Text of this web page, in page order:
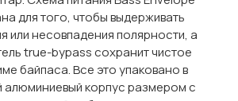
для того, чтобы выдерживать
или несовпадения полярности, а
true-bypass сохранит чистое
байпаса. Все это упаковано в
алюминиевый корпус размером с